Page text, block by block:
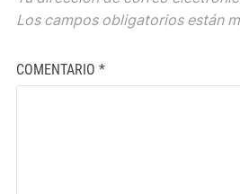
Los campos obligatorios están
COMENTARIO *